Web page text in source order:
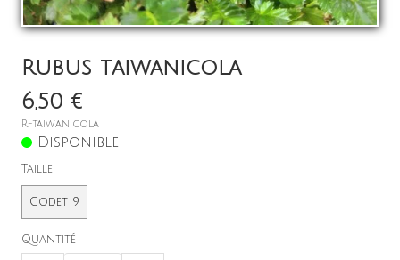
0
Rubus taiwanicola
6,50 €
R-taiwanicola
Disponible
Taille
Godet 9
Quantité